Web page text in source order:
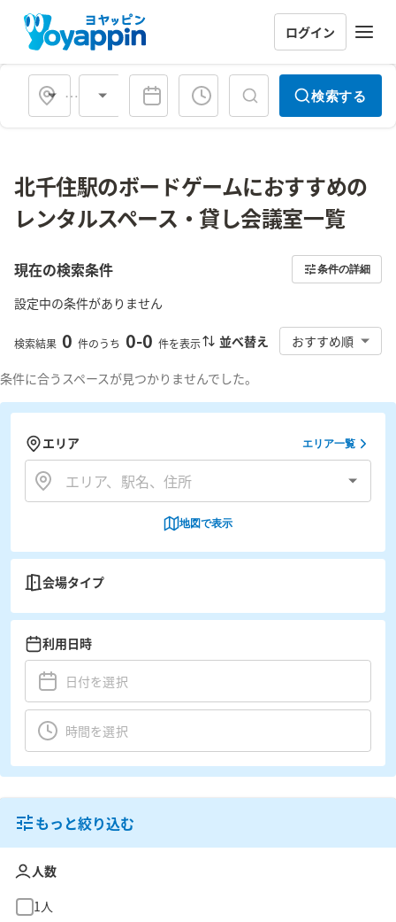
ログイン
会場タイプ 検索する
北千住駅のボードゲームにおすすめの
レンタルスペース・貸し会議室一覧
現在の検索条件 条件の詳細
設定中の条件がありません
検索結果 0 件のうち 0-0 件を表示 並べ替え おすすめ順
条件に合うスペースが見つかりませんでした。
エリア エリア一覧
地図で表示
会場タイプ
利用日時
もっと絞り込む
人数
1人